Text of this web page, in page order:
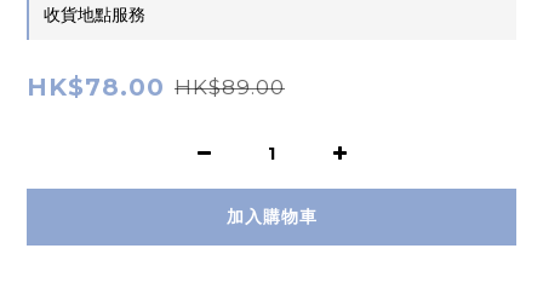
收貨地點服務
HK$78.00 HK$89.00
加入購物車